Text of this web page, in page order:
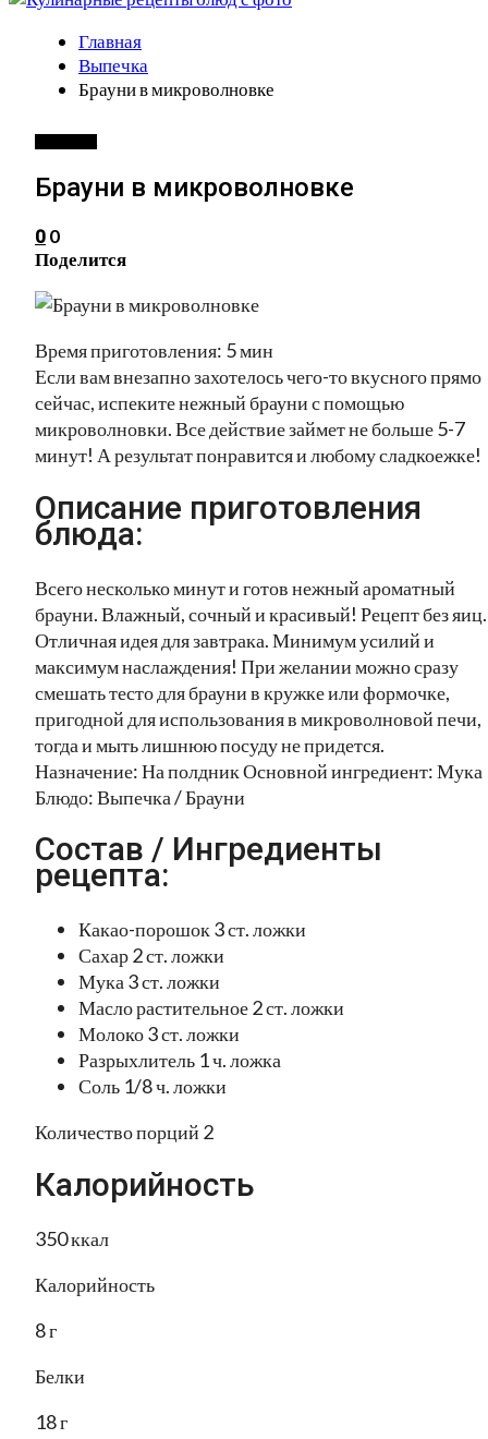
Главная
Выпечка
Брауни в микроволновке
Брауни в микроволновке
0 0
Поделится
Время приготовления: 5 мин
Если вам внезапно захотелось чего-то вкусного прямо
сейчас, испеките нежный брауни с помощью
микроволновки. Все действие займет не больше 5-7
минут! А результат понравится и любому сладкоежке!
Описание приготовления
блюда:
Всего несколько минут и готов нежный ароматный
брауни. Влажный, сочный и красивый! Рецепт без яиц.
Отличная идея для завтрака. Минимум усилий и
максимум наслаждения! При желании можно сразу
смешать тесто для брауни в кружке или формочке,
пригодной для использования в микроволновой печи,
тогда и мыть лишнюю посуду не придется.
Назначение: На полдник Основной ингредиент: Мука
Блюдо: Выпечка / Брауни
Состав / Ингредиенты
рецепта:
Какао-порошок 3 ст. ложки
Сахар 2 ст. ложки
Мука 3 ст. ложки
Масло растительное 2 ст. ложки
Молоко 3 ст. ложки
Разрыхлитель 1 ч. ложка
Соль 1/8 ч. ложки
Количество порций 2
Калорийность
350 ккал
Калорийность
8 г
Белки
18 г